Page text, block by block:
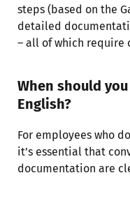
steps (based on the
detailed
– all of which require
When should
English?
For employees who
it’s essential that
documentation are